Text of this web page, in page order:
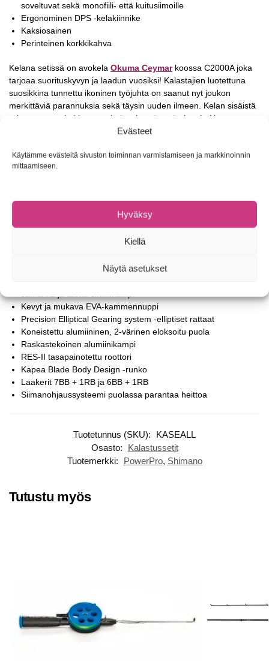
Evästeet
Käytämme evästeitä sivuston toiminnan varmistamiseen ja markkinoinnin
mittaamiseen.
Hyväksy
Kiellä
Näytä asetukset
soveltuvat sekä monofiili- että kuitusiimoille
Ergonominen DPS -kelakiinnike
Kaksiosainen
Perinteinen korkkikahva
Kelana setissä on avokela Okuma Ceymarkoossa C2000A joka
tarjoaa suorituskyvyn ja laadun vuosiksi! Kalastajien luotettuna
suosikkina tunnettu ikoninen työjuhta on saanut nyt joukon
merkittäviä parannuksia sekä täysin uuden ilmeen. Kelan sisäistä
rakennetta on kehitetty entistä pehmeämmän ja tehokkaamman
toiminnan saavuttamiseksi. Yksi merkittävimmistä uudistuksista on
turhaa vastusta. Uudessa Ceymarissa on lisäksi TPE-
materiaalista valmistettu kampin nuppi, joka tarjoaa erinomaisen
Ceymar C2000A Spinning 5.0:1, valmiiksi puolatulla
kuitusiimalla 0,14 mm / 100 m
Monilevyinen etujarru öljytyllä huopalevyllä
Tarkkuustyöstetty messinki pinion-ratas
Kevyt ja mukava EVA-kammennuppi
Precision Elliptical Gearing system -elliptiset rattaat
Koneistettu alumiininen, 2-värinen eloksoitu puola
Raskastekoinen alumiinikampi
RES-II tasapainotettu roottori
Kapea Blade Body Design -runko
Laakerit 7BB + 1RB ja 6BB + 1RB
Siimanohjaussysteemi puolassa parantaa heittoa
Tuotetunnus (SKU):
KASEALL
Osasto:
Kalastussetit
Tuotemerkki:
PowerPro, Shimano
Tutustu myös